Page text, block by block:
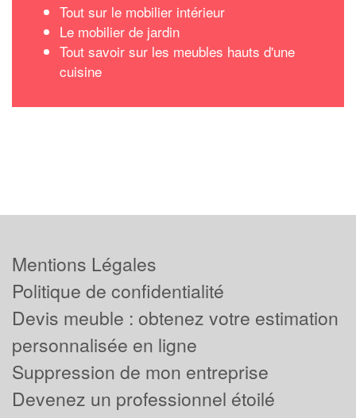
Tout sur le mobilier intérieur
Le mobilier de jardin
Tout savoir sur les meubles hauts d'une
cuisine
Mentions Légales
Politique de confidentialité
Devis meuble : obtenez votre estimation
personnalisée en ligne
Suppression de mon entreprise
Devenez un professionnel étoilé